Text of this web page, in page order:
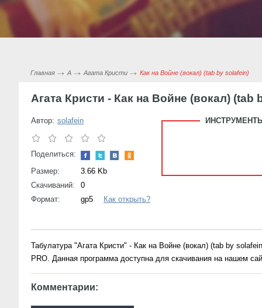
Главная А Агата Кристи Как на Войне (вокал) (tab by solafein)
Агата Кристи - Как на Войне (вокал) (tab
Автор: solafein
Поделиться:
Размер:
3.66 Kb
Скачиваний:
0
Формат:
gp5 Как открыть?
Табулатура "Агата Кристи" - Как на Войне (вокал) (tab by
PRO. Данная программа доступна для скачивания на нашем
Комментарии: